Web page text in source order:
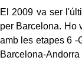
El 2009 va ser
per Barcelona. Ho
amb les etapes 6 -
Barcelona-